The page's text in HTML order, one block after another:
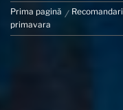
Prima pagină Recomandari
primavara